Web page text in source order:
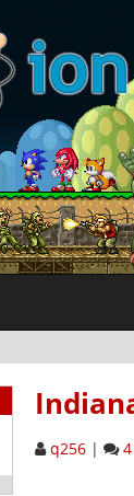
q256 |